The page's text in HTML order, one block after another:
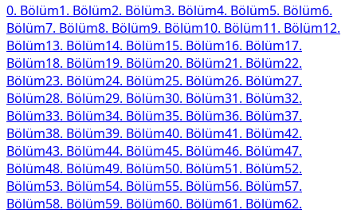
0. Bölüm1. Bölüm2. Bölüm3. Bölüm4. Bölüm5. Bölüm6.
Bölüm7. Bölüm8. Bölüm9. Bölüm10. Bölüm11. Bölüm12.
Bölüm13. Bölüm14. Bölüm15. Bölüm16. Bölüm17.
Bölüm18. Bölüm19. Bölüm20. Bölüm21. Bölüm22.
Bölüm23. Bölüm24. Bölüm25. Bölüm26. Bölüm27.
Bölüm28. Bölüm29. Bölüm30. Bölüm31. Bölüm32.
Bölüm33. Bölüm34. Bölüm35. Bölüm36. Bölüm37.
Bölüm38. Bölüm39. Bölüm40. Bölüm41. Bölüm42.
Bölüm43. Bölüm44. Bölüm45. Bölüm46. Bölüm47.
Bölüm48. Bölüm49. Bölüm50. Bölüm51. Bölüm52.
Bölüm53. Bölüm54. Bölüm55. Bölüm56. Bölüm57.
Bölüm58. Bölüm59. Bölüm60. Bölüm61. Bölüm62.